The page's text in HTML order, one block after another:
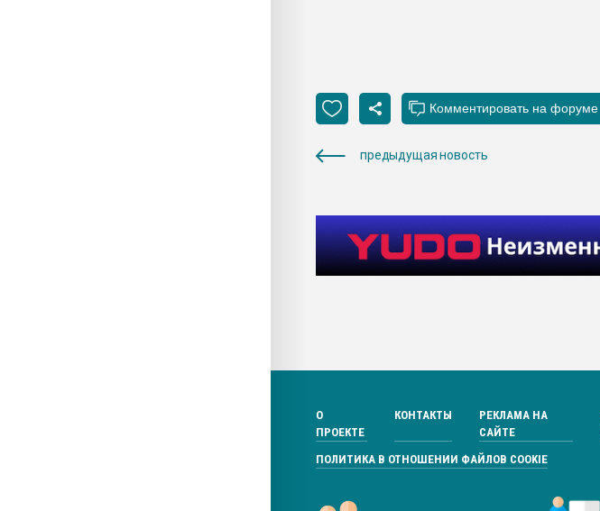
предыдущая новость
О
ПРОЕКТЕ
КОНТАКТЫ
РЕКЛАМА НА
САЙТЕ
ПОЛИТИКА В ОТНОШЕНИИ ФАЙЛОВ COOKIE